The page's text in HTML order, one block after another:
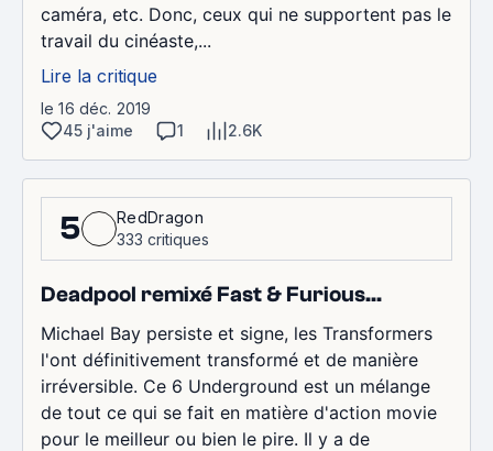
caméra, etc. Donc, ceux qui ne supportent pas le
travail du cinéaste,...
Lire la critique
le 16 déc. 2019
45 j'aime
1 2.6K
5
RedDragon
333 critiques
Deadpool remixé Fast & Furious...
Michael Bay persiste et signe, les Transformers
l'ont définitivement transformé et de manière
irréversible. Ce 6 Underground est un mélange
de tout ce qui se fait en matière d'action movie
pour le meilleur ou bien le pire. Il y a de